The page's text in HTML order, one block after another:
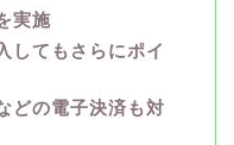
実施
してもさらにポイ
どの電子決済も対